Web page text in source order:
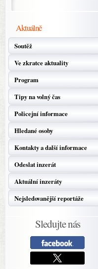
Aktuálně
Soutěž
Ve zkratce aktuality
Program
Tipy na volný čas
Policejní informace
Hledané osoby
Kontakty a další informace
Odeslat inzerát
Aktuální inzeráty
Nejsledovanější reportáže
Sledujte nás